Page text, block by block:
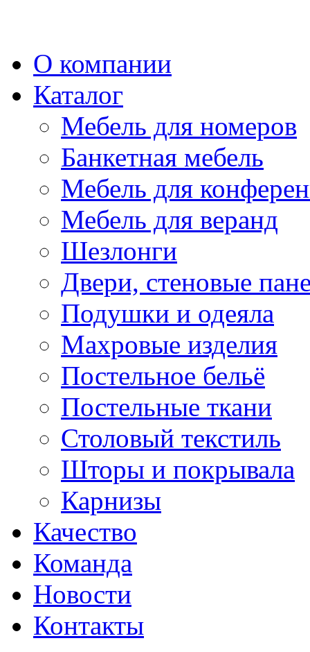
О компании
Каталог
Мебель для номеров
Банкетная мебель
Мебель для
Мебель для веранд
Шезлонги
Двери, стеновые
Подушки и одеяла
Махровые изделия
Постельное бельё
Постельные ткани
Столовый текстиль
Шторы и покрывала
Карнизы
Качество
Команда
Новости
Контакты